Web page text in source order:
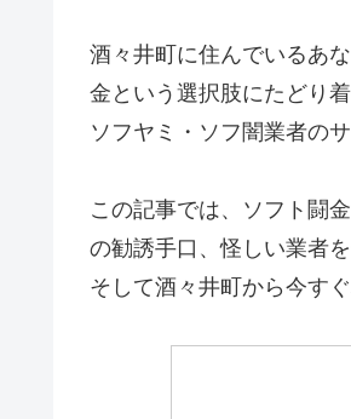
酒々井町に住んでいるあ
金という選択肢にたどり
ソフヤミ・ソフ闇業者の
この記事では、ソフト闘
の勧誘手口、怪しい業者
そして酒々井町から今す